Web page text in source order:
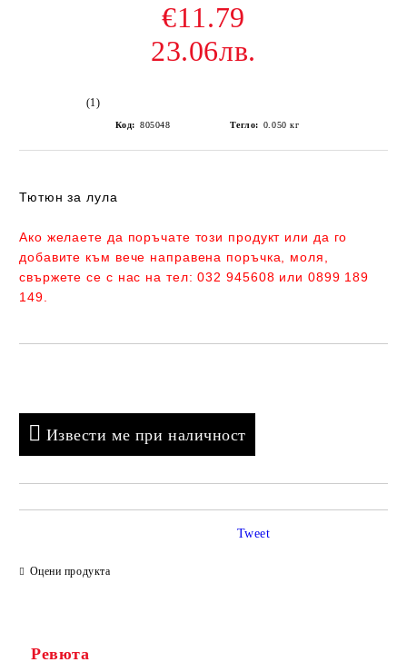
€11.79
23.06лв.
(1)
Код: 805048 Тегло: 0.050 кг
Тютюн за лула
Ако желаете да поръчате този продукт или да го
добавите към вече направена поръчка, моля,
свържете се с нас на тел:032 945608 или 0899 189
149.
Извести ме при наличност
Оцени продукта
Tweet
Ревюта